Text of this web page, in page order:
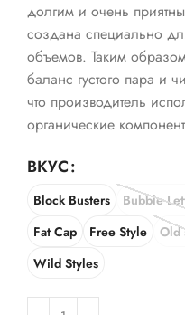
долгим и очень
создана специально
объемов. Таким
баланс густого пара и
что производитель
органические
ВКУС
Block Busters Bubble
Fat Cap
Free Style Old
Wild Styles